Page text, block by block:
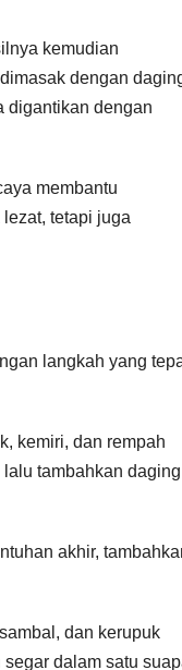
kemudian
dengan
digantikan dengan
membantu
tetapi juga
langkah yang
kemiri, dan rempah
tambahkan daging
akhir,
dan kerupuk
dalam satu